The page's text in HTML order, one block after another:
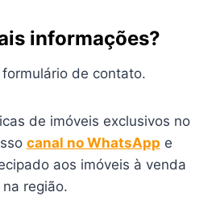
informações?
de contato.
de imóveis exclusivos no
canal no WhatsApp e
aos imóveis à venda
na região.